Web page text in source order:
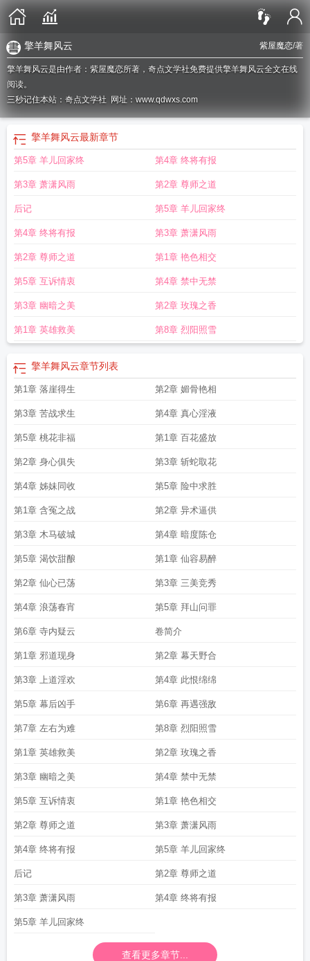
紫屋魔恋/著
擎羊舞风云
擎羊舞风云是由作者：紫屋魔恋所著，奇点文学社免费提供擎羊舞风云全文在线
阅读。
三秒记住本站：奇点文学社 网址：www.qdwxs.com
擎羊舞风云最新章节
第5章 羊儿回家终 第4章 终将有报
第3章 萧潇风雨 第2章 尊师之道
后记 第5章 羊儿回家终
第4章 终将有报 第3章 萧潇风雨
第2章 尊师之道 第1章 艳色相交
第5章 互诉情衷 第4章 禁中无禁
第3章 幽暗之美 第2章 玫瑰之香
第1章 英雄救美 第8章 烈阳照雪
擎羊舞风云章节列表
第1章 落崖得生 第2章 媚骨艳相
第3章 苦战求生 第4章 真心淫液
第5章 桃花非福 第1章 百花盛放
第2章 身心俱失 第3章 斩蛇取花
第4章 姊妹同收 第5章 险中求胜
第1章 含冤之战 第2章 异术逼供
第3章 木马破城 第4章 暗度陈仓
第5章 渴饮甜酿 第1章 仙容易醉
第2章 仙心已荡 第3章 三美竞秀
第4章 浪荡春宵 第5章 拜山问罪
第6章 寺内疑云 卷简介
第1章 邪道现身 第2章 幕天野合
第3章 上道淫欢 第4章 此恨绵绵
第5章 幕后凶手 第6章 再遇强敌
第7章 左右为难 第8章 烈阳照雪
第1章 英雄救美 第2章 玫瑰之香
第3章 幽暗之美 第4章 禁中无禁
第5章 互诉情衷 第1章 艳色相交
第2章 尊师之道 第3章 萧潇风雨
第4章 终将有报 第5章 羊儿回家终
后记 第2章 尊师之道
第3章 萧潇风雨 第4章 终将有报
第5章 羊儿回家终
查看更多章节...